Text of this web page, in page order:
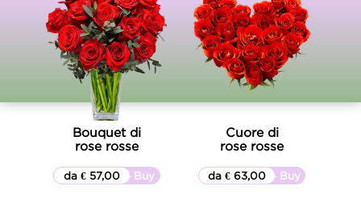
Bouquet di
rose rosse
▷▷ Buy
da € 57,00
Cuore di
rose rosse
▷▷ Buy
da € 63,00